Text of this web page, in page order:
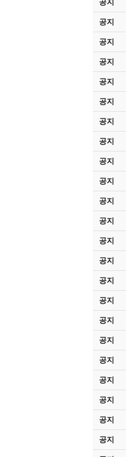
공지
공지
공지
공지
공지
공지
공지
공지
공지
공지
공지
공지
공지
공지
공지
공지
공지
공지
공지
공지
공지
공지
공지